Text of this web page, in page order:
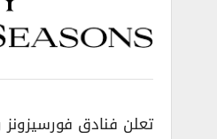
تعلن فنادق